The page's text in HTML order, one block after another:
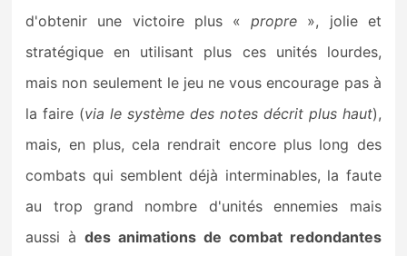
d'obtenir une victoire plus «propre », jolie et
stratégique en utilisant plus ces unités lourdes,
mais non seulement le jeu ne vous encourage pas à
la faire (via le système des notes décrit plus haut),
mais, en plus, cela rendrait encore plus long des
combats qui semblent déjà interminables, la faute
au trop grand nombre d'unités ennemies mais
aussi àdes animations de combat redondantes